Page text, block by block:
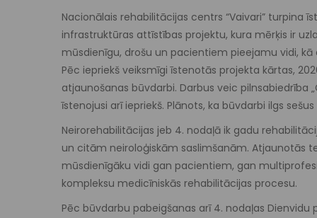
Nacionālais rehabilitācijas centrs “Vaivari” turpina
infrastruktūras attīstības projektu, kura mērķis ir
mūsdienīgu, drošu un pacientiem pieejamu vidi,
Pēc iepriekš veiksmīgi īstenotās projekta kārtas,
atjaunošanas būvdarbi. Darbus veic pilnsabiedrība
īstenojusi arī iepriekš. Plānots, ka būvdarbi ilgs
Neirorehabilitācijas jeb 4. nodaļā ik gadu
un citām neiroloģiskām saslimšanām. Atjaunotās
mūsdienīgāku vidi gan pacientiem, gan
kompleksu medicīniskās rehabilitācijas procesu.
Pēc būvdarbu pabeigšanas arī 4. nodaļas